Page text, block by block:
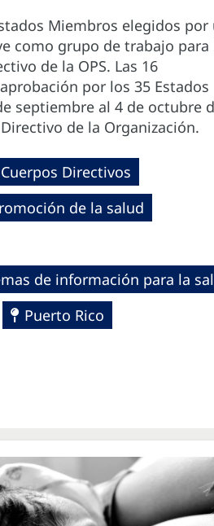
Miembros elegidos por
como grupo de trabajo para
de la OPS. Las 16
por los 35 Estados
septiembre al 4 de octubre
de la Organización.
Directivos
de la salud
de información para la
Puerto Rico